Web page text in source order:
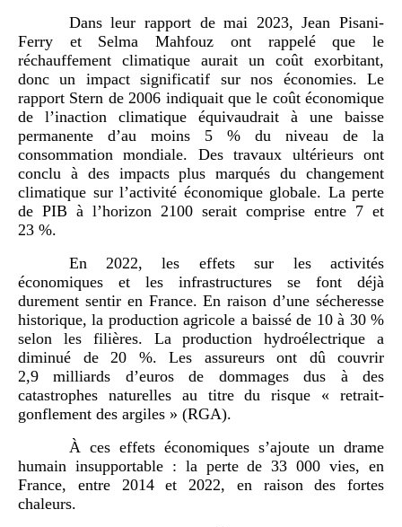
Dans leur rapport de mai 2023, Jean Pisani-
Ferry et Selma Mahfouz ont rappelé que le
réchauffement climatique aurait un coût exorbitant,
donc un impact significatif sur nos économies. Le
rapport Stern de 2006 indiquait que le coût économique
de l’inaction climatique équivaudrait à une baisse
permanente d’au moins 5 % du niveau de la
consommation mondiale. Des travaux ultérieurs ont
conclu à des impacts plus marqués du changement
climatique sur l’activité économique globale. La perte
de PIB à l’horizon 2100 serait comprise entre 7 et
23 %.
En 2022, les effets sur les activités
économiques et les infrastructures se font déjà
durement sentir en France. En raison d’une sécheresse
historique, la production agricole a baissé de 10 à 30 %
selon les filières. La production hydroélectrique a
diminué de 20 %. Les assureurs ont dû couvrir
2,9 milliards d’euros de dommages dus à des
catastrophes naturelles au titre du risque « retrait-
gonflement des argiles » (RGA).
À ces effets économiques s’ajoute un drame
humain insupportable : la perte de 33 000 vies, en
France, entre 2014 et 2022, en raison des fortes
chaleurs.